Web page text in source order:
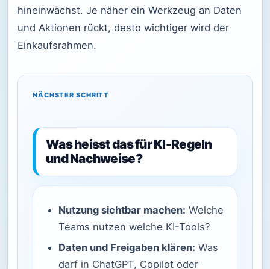
hineinwächst. Je näher ein Werkzeug an Daten
und Aktionen rückt, desto wichtiger wird der
Einkaufsrahmen.
NÄCHSTER SCHRITT
Was heisst das für KI-Regeln
und Nachweise?
Nutzung sichtbar machen: Welche
Teams nutzen welche KI-Tools?
Daten und Freigaben klären: Was
darf in ChatGPT, Copilot oder